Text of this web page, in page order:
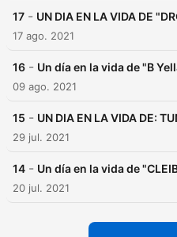
17 - UN DIA EN LA VIDA DE
17 ago. 2021
16 - Un día en la vida de "B
09 ago. 2021
15 - UN DIA EN LA VIDA DE:
29 jul. 2021
14 - Un día en la vida de
20 jul. 2021